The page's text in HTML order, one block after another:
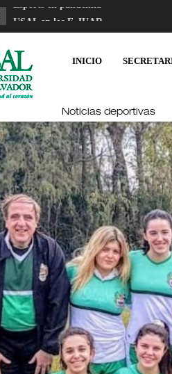
JUAR
Fútbol Online
Palmarés
Esports en pandemia
INICIO
Noticias deportivas